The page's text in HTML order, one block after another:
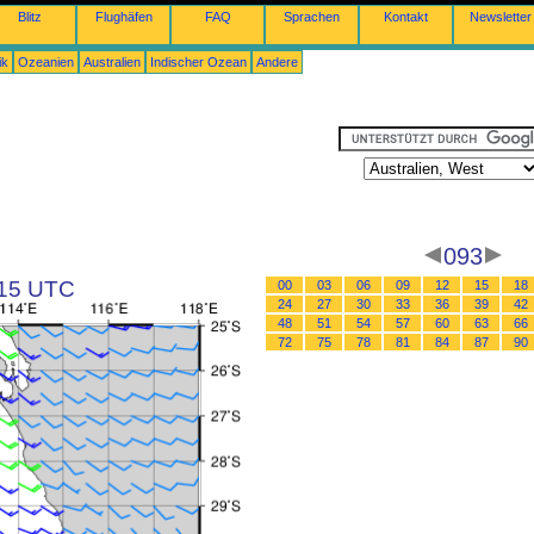
Blitz Flughäfen FAQ Sprachen Kontakt Newsletter
Ozeanien Australien Indischer Ozean Andere
UTC
093
00 03 06 09 12 15
18
24
27 30 33 36 39
42
48
51 54 57 60 63
66
72
75 78 81 84 87 90